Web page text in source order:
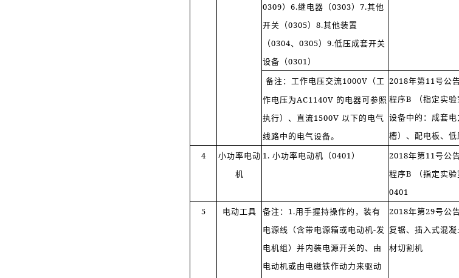
0309）6.继电器（0303）7.其他
开关（0305）8.其他装置
（0304、0305）9.低压成套开关
设备（0301）
备注：工作电压交流1000V（工
作电压为AC1140V 的电器可参照
执行）、直流1500V 以下的电气
线路中的电气设备。
2018年第11号公
程序B （指定实
设备中的：成套
槽）、配电板、
4
小功率电动
机
1. 小功率电动机（0401）
2018年第11号公
程序B （指定实
0401
5
电动工具
备注：1.用手握持操作的，装有
电源线（含带电源箱或电动机-发
电机组）并内装电源开关的、由
电动机或由电磁铁作动力来驱动
2018年第29号公
复锯、插入式混
材切割机